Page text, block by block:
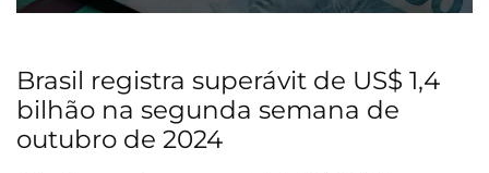
Brasil registra superávit de US$ 1,4
bilhão na segunda semana de
outubro de 2024